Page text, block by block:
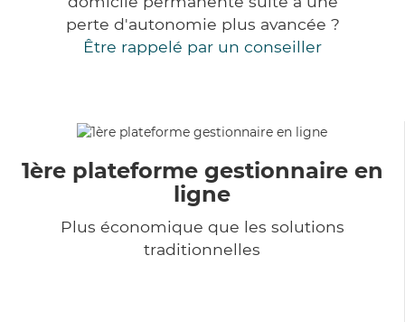
perte d'autonomie plus avancée ?
Être rappelé par un conseiller
1ère plateforme gestionnaire en
ligne
Plus économique que les solutions
traditionnelles